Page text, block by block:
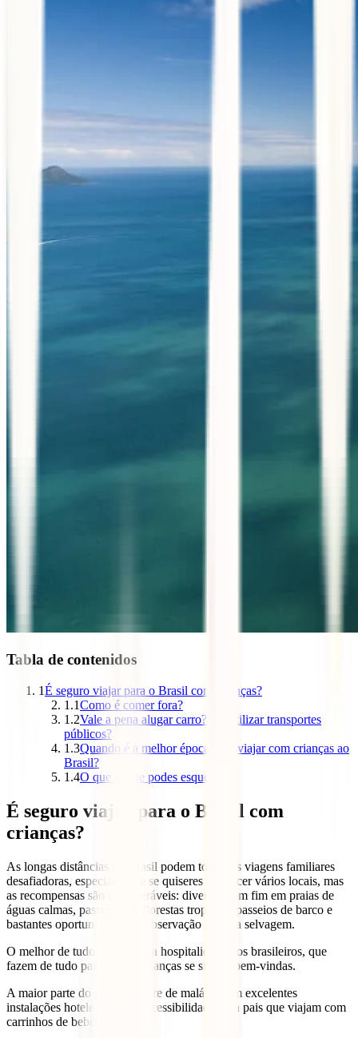
Tabla de contenidos
1É seguro viajar para o Brasil com crianças?
1.1Como é comer fora?
1.2Vale a pena alugar carro? Ou utilizar transportes
públicos?
1.3Quando é a melhor época para viajar com crianças ao
Brasil?
1.4O que não te podes esquecer?
É seguro viajar para o Brasil com
crianças?
As longas distâncias no Brasil podem tornar as viagens familiares
desafiadoras, especialmente se quiseres conhecer vários locais, mas
as recompensas são consideráveis: diversão sem fim em praias de
águas calmas, passeios em florestas tropicais, passeios de barco e
bastantes oportunidades de observação da vida selvagem.
O melhor de tudo é a calorosa hospitalidade dos brasileiros, que
fazem de tudo para que as crianças se sintam bem-vindas.
A maior parte do país está livre de malária, tem excelentes
instalações hoteleiras e boa acessibilidade para pais que viajam com
carrinhos de bebé.